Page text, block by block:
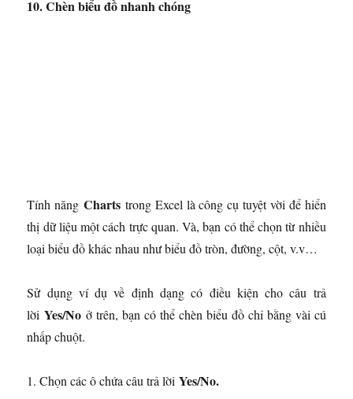
10. Chèn biểu đồ nhanh chóng
Tính năngCharts trong Excel là công cụ tuyệt vời để hiển
thị dữ liệu một cách trực quan. Và, bạn có thể chọn từ nhiều
loại biểu đồ khác nhau như biểu đồ tròn, đường, cột, v.v…
Sử dụng ví dụ về định dạng có điều kiện cho câu trả
lờiYes/No ở trên, bạn có thể chèn biểu đồ chỉ bằng vài cú
nhấp chuột.
1. Chọn các ô chứa câu trả lờiYes/No.